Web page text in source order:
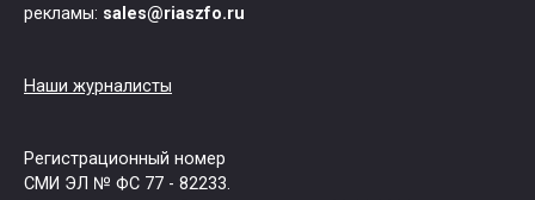
рекламы: sales@riaszfo.ru
Наши журналисты
Регистрационный номер
СМИ ЭЛ № ФС 77 - 82233.